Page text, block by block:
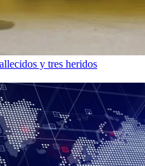
y tres heridos